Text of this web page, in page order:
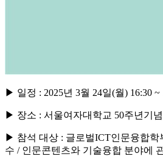
▶ 일정 : 2025년 3월 24일(월) 16:30 ~
▶ 장소 : 서울여자대학교 50주년기
▶ 참석 대상 : 글로벌ICT인문융합학
수 / 인문콘텐츠와 기술융합 분야에